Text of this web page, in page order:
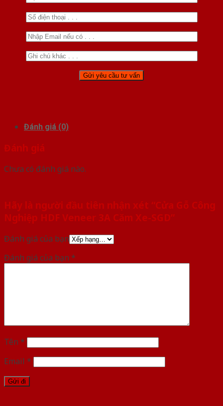
Đánh giá (0)
Đánh giá
Chưa có đánh giá nào.
Hãy là người đầu tiên nhận xét “Cửa Gỗ Công
Nghiệp HDF Veneer 3A Căm Xe-SGD”
Đánh giá của bạn
Đánh giá của bạn *
Tên *
Email *